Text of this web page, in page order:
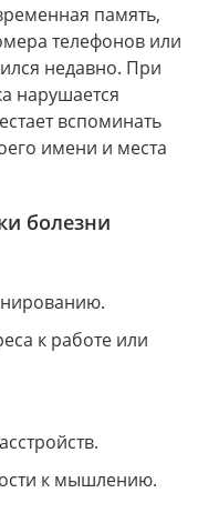
память,
телефонов или
недавно. При
нарушается
вспоминать
имени и места
болезни
к работе или
к мышлению.